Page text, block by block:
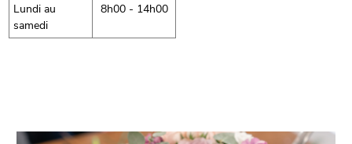
Lundi au
samedi
8h00 - 14h00